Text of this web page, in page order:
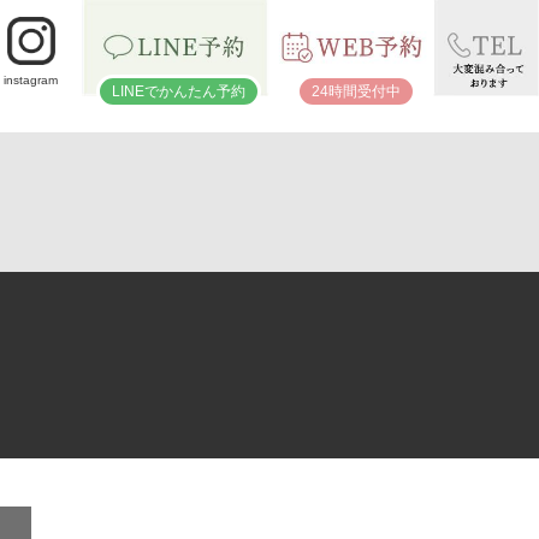
instagram
LINEでかんたん予約 24時間受付中